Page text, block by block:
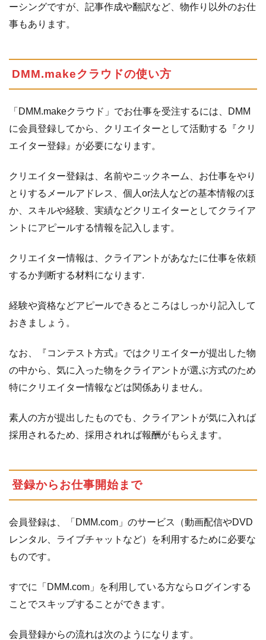
ーシングですが、記事作成や翻訳など、物作り以外のお仕
事もあります。
DMM.makeクラウドの使い方
「DMM.makeクラウド」でお仕事を受注するには、DMM
に会員登録してから、クリエイターとして活動する『クリ
エイター登録』が必要になります。
クリエイター登録は、名前やニックネーム、お仕事をやり
とりするメールアドレス、個人or法人などの基本情報のほ
か、スキルや経験、実績などクリエイターとしてクライア
ントにアピールする情報を記入します。
クリエイター情報は、クライアントがあなたに仕事を依頼
するか判断する材料になります.
経験や資格などアピールできるところはしっかり記入して
おきましょう。
なお、『コンテスト方式』ではクリエイターが提出した物
の中から、気に入った物をクライアントが選ぶ方式のため
特にクリエイター情報などは関係ありません。
素人の方が提出したものでも、クライアントが気に入れば
採用されるため、採用されれば報酬がもらえます。
登録からお仕事開始まで
会員登録は、「DMM.com」のサービス（動画配信やDVD
レンタル、ライブチャットなど）を利用するために必要な
ものです。
すでに「DMM.com」を利用している方ならログインする
ことでスキップすることができます。
会員登録からの流れは次のようになります。